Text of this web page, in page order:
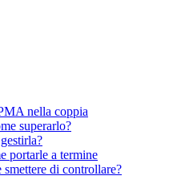
nella coppia
superarlo?
portarle a termine
di controllare?